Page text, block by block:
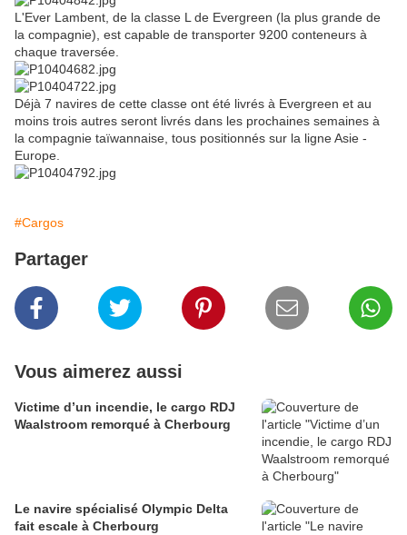
L'Ever Lambent, de la classe L de Evergreen (la plus grande de
la compagnie), est capable de transporter 9200 conteneurs à
chaque traversée.
Déjà 7 navires de cette classe ont été livrés à Evergreen et au
moins trois autres seront livrés dans les prochaines semaines à
la compagnie taïwannaise, tous positionnés sur la ligne Asie -
Europe.
#Cargos
Partager
Vous aimerez aussi
Victime d’un incendie, le cargo RDJ
Waalstroom remorqué à Cherbourg
Le navire spécialisé Olympic Delta
fait escale à Cherbourg